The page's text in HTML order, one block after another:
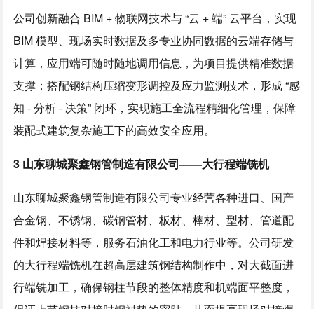
公司创新融合 BIM + 物联网技术与 “云 + 端” 云平台，实现
BIM 模型、现场实时数据及多专业协同数据的云端存储与
计算，应用端可随时随地调用信息，为项目提供精准数据
支撑；搭配钢结构压缩变形调控及应力监测技术，形成 “感
知 - 分析 - 决策” 闭环，实现施工全流程精细化管理，保障
装配式建筑复杂施工下的高效安全应用。
3 山东聊城聚鑫钢管制造有限公司——大行程端铣机
山东聊城聚鑫钢管制造有限公司专业经营各种进口、国产
合金钢、不锈钢、碳钢管材、板材、棒材、型材、管道配
件和焊接材料等，服务石油化工和电力行业等。公司研发
的大行程端铣机在超高层建筑钢结构制作中，对大截面进
行端铣加工，确保钢柱节段的整体精度和机端面平整度，